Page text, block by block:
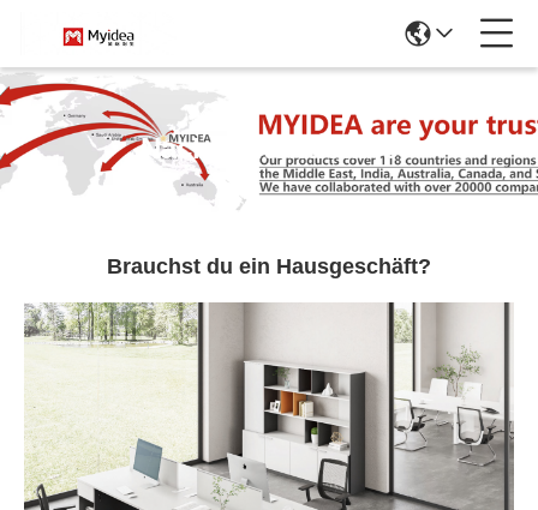
Nachrichtendetails
Brauchst du ein Hausgeschäft?